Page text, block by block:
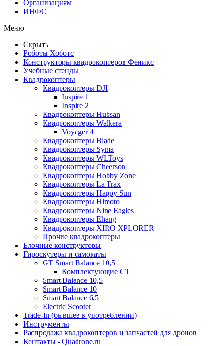
Организациям
ИНФО
Меню
Скрыть
Роботы Хоботс
Конструкторы квадрокоптеров Феникс
Учебные стенды
Квадрокоптеры
Квадрокоптеры DJI
Inspire 1
Inspire 2
Квадрокоптеры Hubsan
Квадрокоптеры Walkera
Voyager 4
Квадрокоптеры Blade
Квадрокоптеры Syma
Квадрокоптеры WLToys
Квадрокоптеры Cheerson
Квадрокоптеры Hobby Zone
Квадрокоптеры La Trax
Квадрокоптеры Happy Sun
Квадрокоптеры Himoto
Квадрокоптеры Nine Eagles
Квадрокоптеры Ehang
Квадрокоптеры XIRO XPLORER
Прочие квадрокоптеры
Блочные конструкторы
Гироскутеры и самокаты
GT Smart Balance 10,5
Комплектующие GT
Smart Balance 10,5
Smart Balance 10
Smart Balance 6,5
Electric Scooter
Trade-In (бывшее в употреблении)
Инструменты
Распродажа квадрокоптеров и запчастей для дронов
Контакты - Quadrone.ru